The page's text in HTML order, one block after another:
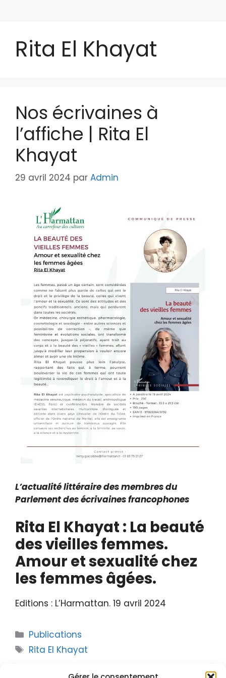
Rita El Khayat
Nos écrivaines à
l’affiche | Rita El
Khayat
29 avril 2024 par Admin
L’actualité littéraire des membres du
Parlement des écrivaines francophones
Rita El Khayat : La beauté
des vieilles femmes.
Amour et sexualité chez
les femmes âgées.
Editions : L’Harmattan. 19 avril 2024
Publications
Rita El Khayat